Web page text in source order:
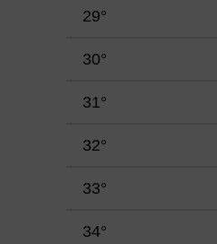
29°
30°
31°
32°
33°
34°